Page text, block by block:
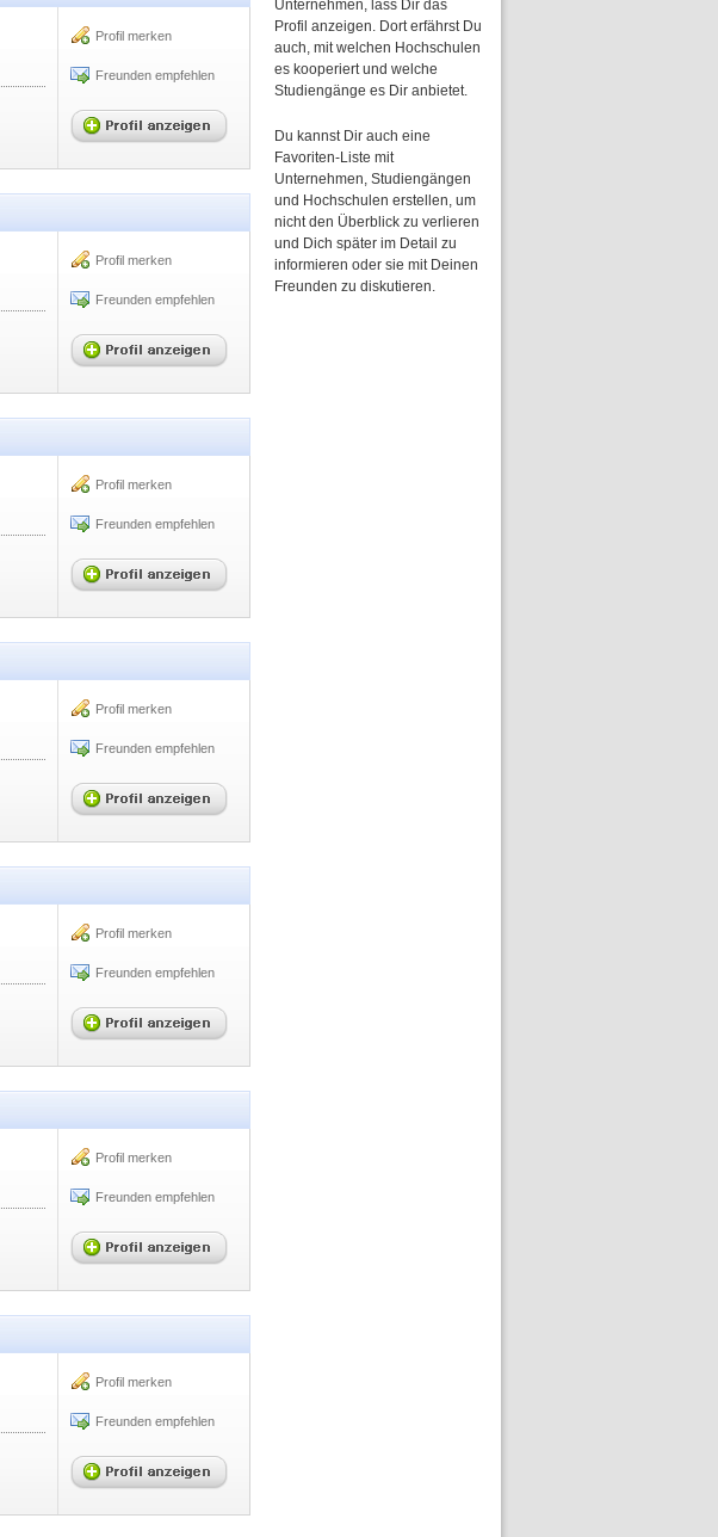
Profil merken
Freunden empfehlen
Profil merken
Freunden empfehlen
Profil merken
Freunden empfehlen
Profil merken
Freunden empfehlen
Profil merken
Freunden empfehlen
Profil merken
Freunden empfehlen
Profil merken
Freunden empfehlen
Unternehmen, lass Dir das
Profil anzeigen. Dort erfährst Du
auch, mit welchen Hochschulen
es kooperiert und welche
Studiengänge es Dir anbietet.
Du kannst Dir auch eine
Favoriten-Liste mit
Unternehmen, Studiengängen
und Hochschulen erstellen, um
nicht den Überblick zu verlieren
und Dich später im Detail zu
informieren oder sie mit Deinen
Freunden zu diskutieren.